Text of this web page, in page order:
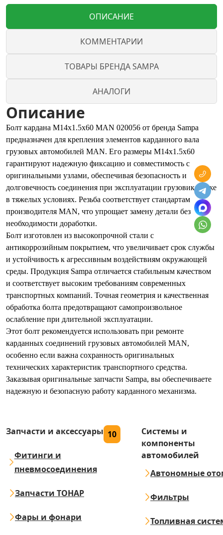
ОПИСАНИЕ
КОММЕНТАРИИ
ТОВАРЫ БРЕНДА SAMPA
АНАЛОГИ
Описание
Болт кардана M14x1.5x60 MAN 020056 от бренда Sampa
предназначен для крепления элементов карданного вала
грузовых автомобилей MAN. Его размеры M14x1.5x60
гарантируют надежную фиксацию и совместимость с
оригинальными узлами, обеспечивая безопасность и
долговечность соединения при эксплуатации грузовика даже
в тяжелых условиях. Резьба соответствует стандартам
производителя MAN, что упрощает замену детали без
необходимости доработки.
Болт изготовлен из высокопрочной стали с
антикоррозийным покрытием, что увеличивает срок службы
и устойчивость к агрессивным воздействиям окружающей
среды. Продукция Sampa отличается стабильным качеством
и соответствует высоким требованиям современных
транспортных компаний. Точная геометрия и качественная
обработка болта предотвращают самопроизвольное
ослабление при длительной эксплуатации.
Этот болт рекомендуется использовать при ремонте
карданных соединений грузовых автомобилей MAN,
особенно если важна сохранность оригинальных
технических характеристик транспортного средства.
Заказывая оригинальные запчасти Sampa, вы обеспечиваете
надежную и безопасную работу карданного механизма.
Запчасти и аксессуары 10
Фитинги и
пневмосоединения
Запчасти ТОНАР
Фары и фонари
Системы и
компоненты
автомобилей
Автономные
Фильтры
Топливная